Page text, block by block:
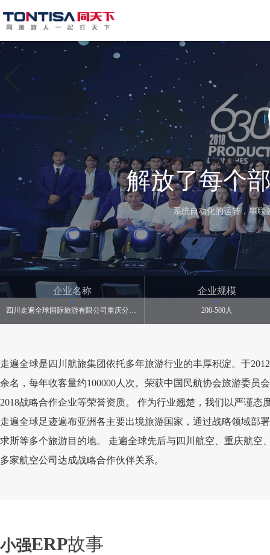
解放了每个
系统自动化的运转，串联
企业名称
四川走遍全球国际旅游有限公司重庆分公司
企业规模
200-500人
走遍全球是四川航旅集团依托多年旅游行业的丰厚积淀。于
余名，每年收客量约100000人次。荣获中国民航协会旅游委
2018战略合作企业等荣誉资质。 作为行业翘楚，我们以严谨
走遍全球足迹遍布亚洲各主要出境旅游国家，通过战略领域部
求斯等多个旅游目的地。 走遍全球先后与四川航空、重庆航
多家航空公司达成战略合作伙伴关系。
小强ERP故事